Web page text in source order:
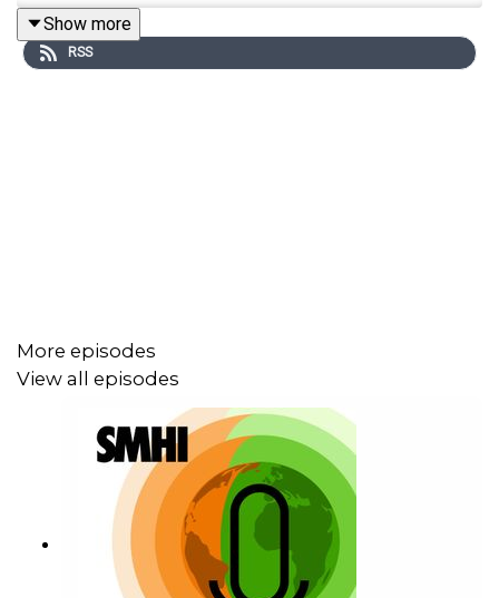
Till vår hjälp för att svara på alla frågor kring hur ett
Show more
RSS
More episodes
View all episodes